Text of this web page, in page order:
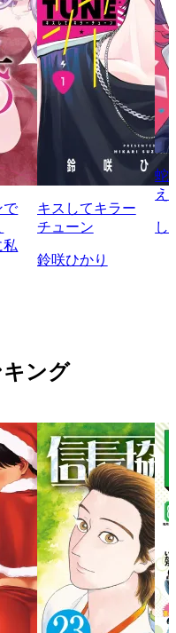
で
私
キスしてキラー
チューン
鈴咲ひかり
蛇
え
し
ング